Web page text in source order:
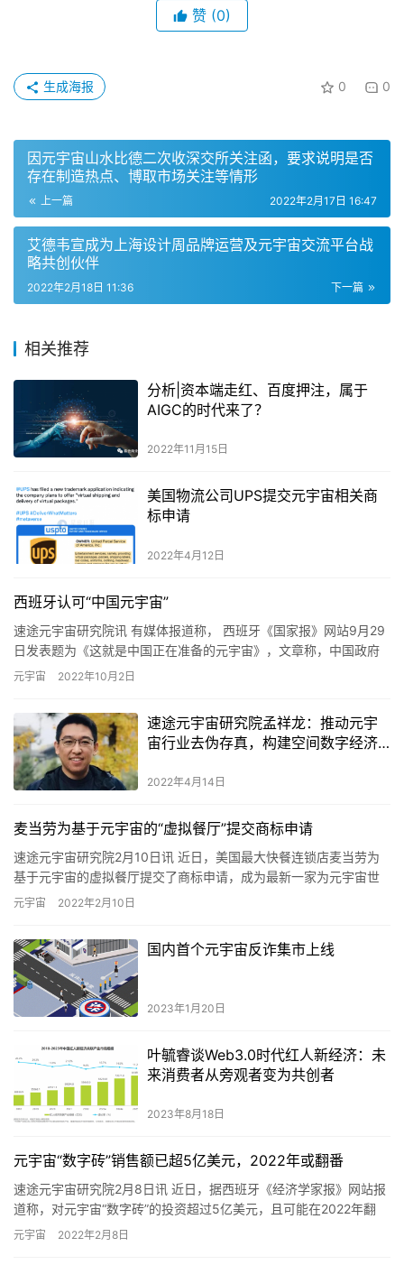
赞 (0)
0 0
生成海报
因元宇宙山水比德二次收深交所关注函，要求说明是否
存在制造热点、博取市场关注等情形
上一篇 2022年2月17日 16:47
艾德韦宣成为上海设计周品牌运营及元宇宙交流平台战
略共创伙伴
下一篇
2022年2月18日 11:36
相关推荐
分析|资本端走红、百度押注，属于
AIGC的时代来了？
2022年11月15日
美国物流公司UPS提交元宇宙相关商
标申请
2022年4月12日
西班牙认可“中国元宇宙”
速途元宇宙研究院讯 有媒体报道称， 西班牙《国家报》网站9月29
日发表题为《这就是中国正在准备的元宇宙》，文章称，中国政府
看上去绝不会错过元宇宙这趟列车。北京高层的主要想…
元宇宙 2022年10月2日
速途元宇宙研究院孟祥龙：推动元宇
宙行业去伪存真，构建空间数字经济
2022年4月14日
麦当劳为基于元宇宙的“虚拟餐厅”提交商标申请
速途元宇宙研究院2月10日讯 近日，美国最大快餐连锁店麦当劳为
基于元宇宙的虚拟餐厅提交了商标申请，成为最新一家为元宇宙世
界中的虚拟商品和服务申请商标注册的公司。 据悉，麦当劳于2月…
元宇宙 2022年2月10日
国内首个元宇宙反诈集市上线
2023年1月20日
叶毓睿谈Web3.0时代红人新经济：未
来消费者从旁观者变为共创者
2023年8月18日
元宇宙“数字砖”销售额已超5亿美元，2022年或翻番
速途元宇宙研究院2月8日讯 近日，据西班牙《经济学家报》网站报
道称，对元宇宙“数字砖”的投资超过5亿美元，且可能在2022年翻
番。报道称，在“数字砖”上投下巨资不仅已成为现实，而且…
元宇宙 2022年2月8日